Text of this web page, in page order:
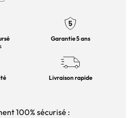
Garantie 5 ans
Livraison rapide
100% sécurisé :